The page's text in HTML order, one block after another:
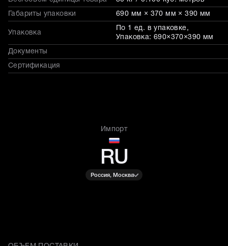
Габариты упаковки 690 мм × 370 мм × 390 мм
Упаковка
По 1 ед. в упаковке,
Упаковка: 690×370×390 мм
Документы
Сертификация
Импорт
RU
Россия, Москва